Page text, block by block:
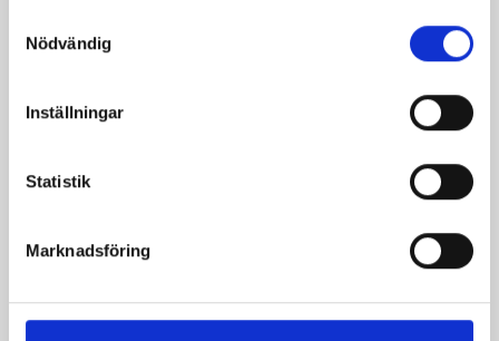
Nödvändig
Inställningar
Statistik
Marknadsföring
Bäst i test: Norrmejeriers laktosfria
mjölk
är bäst i smaktest när norrlänningarna sagt sitt. Fler än
200 norrlänningar fick deltog vid provsmakningen. Vår